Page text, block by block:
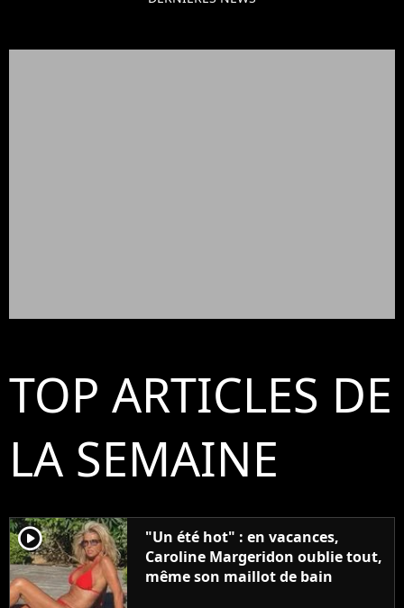
TOP ARTICLES DE
LA SEMAINE
player2
"Un été hot" : en vacances,
Caroline Margeridon oublie tout,
même son maillot de bain